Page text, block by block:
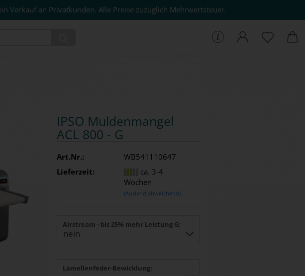
Verkauf an Privatkunden. Alle Preise zuzüglich Mehrwertsteuer.
IPSO Mul­den­man­gel
ACL 800 - G
Art.Nr.:
WB541110647
Lieferzeit:
ca. 3-4
Wochen
(Ausland abweichend)
Airstream - bis 25% mehr Leistung G:
Lamellenfeder-Bewicklung: